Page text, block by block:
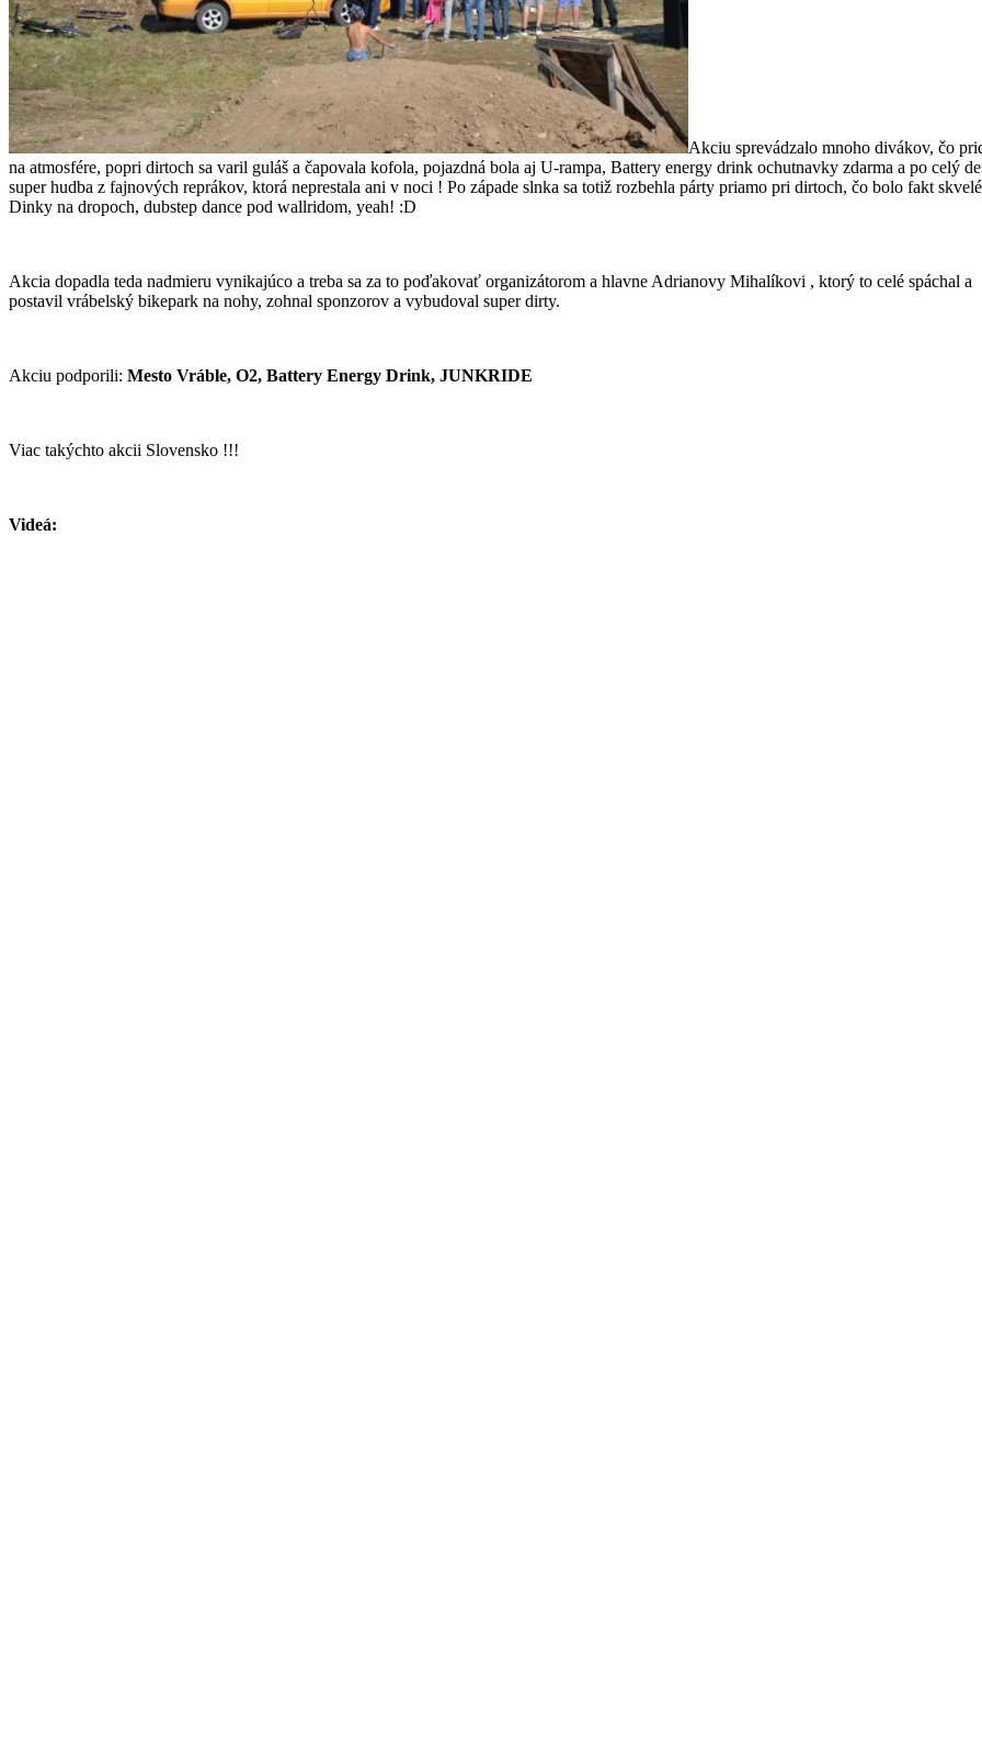
Akciu sprevádzalo mnoho divákov, čo
na atmosfére, popri dirtoch sa varil guláš a čapovala kofola, pojazdná bola aj U-rampa, Battery energy drink ochutnavky zdarma a po celý
super hudba z fajnových reprákov, ktorá neprestala ani v noci ! Po západe slnka sa totiž rozbehla párty priamo pri dirtoch, čo bolo fakt
Dinky na dropoch, dubstep dance pod wallridom, yeah! :D
Akcia dopadla teda nadmieru vynikajúco a treba sa za to poďakovať organizátorom a hlavne Adrianovy Mihalíkovi , ktorý to celé spáchal a
postavil vrábelský bikepark na nohy, zohnal sponzorov a vybudoval super dirty.
Akciu podporili: Mesto Vráble, O2, Battery Energy Drink, JUNKRIDE
Viac takýchto akcii Slovensko !!!
Videá: